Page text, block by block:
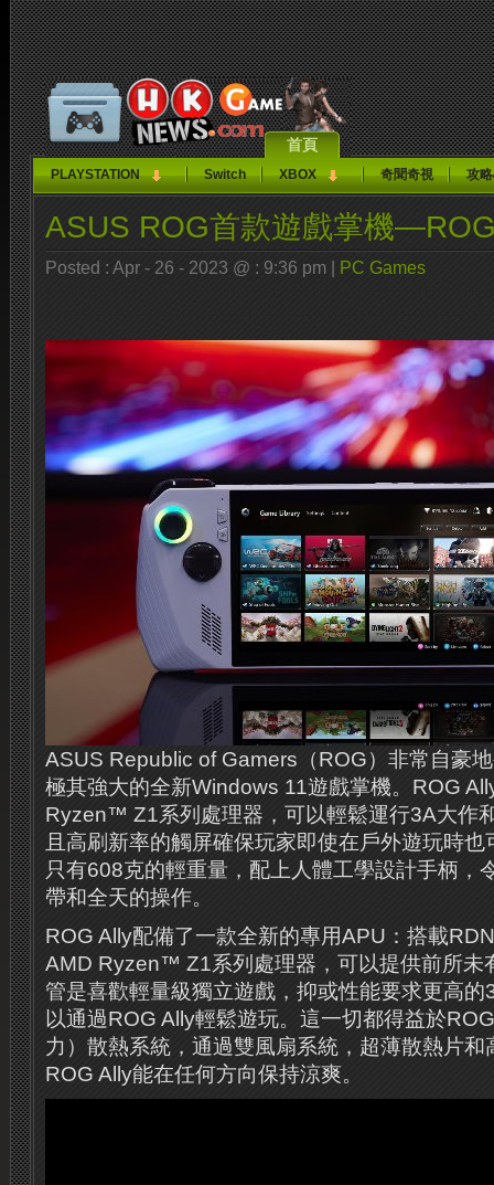
首頁
PLAYSTATION Switch XBOX 奇聞奇視 攻
ASUS ROG首款遊戲掌機
Posted : Apr - 26 - 2023 @ : 9:36 pm | PC Games
ASUS Republic of Gamers（ROG）非常自豪
極其強大的全新Windows 11遊戲掌機。ROG
Ryzen™ Z1系列處理器，可以輕鬆運行3A大作
且高刷新率的觸屏確保玩家即使在戶外遊玩時
只有608克的輕重量，配上人體工學設計手柄，
帶和全天的操作。
ROG Ally配備了一款全新的專用APU：搭載
AMD Ryzen™ Z1系列處理器，可以提供前所未
管是喜歡輕量級獨立遊戲，抑或性能要求更高
以通過ROG Ally輕鬆遊玩。這一切都得益於
力）散熱系統，通過雙風扇系統，超薄散熱片和
ROG Ally能在任何方向保持涼爽。